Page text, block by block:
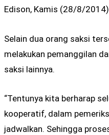
Edison, Kamis (28/8/
Selain dua orang saksi
melakukan pemanggilan
saksi lainnya.
“Tentunya kita berharap
kooperatif, dalam
jadwalkan. Sehingga